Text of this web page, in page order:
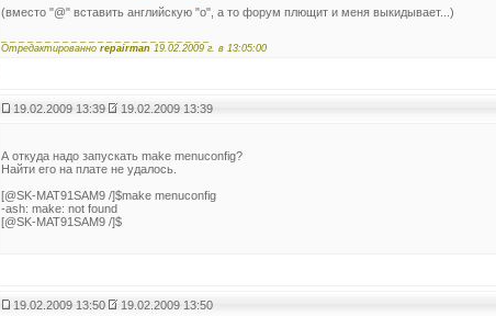
(вместо "@" вставить английскую "o", а то форум плющит и меня выкидывает...)
Отредактированно repairman 19.02.2009 г. в 13:05:00
19.02.2009 13:39 19.02.2009 13:39
А откуда надо запускать make menuconfig?
Найти его на плате не удалось.
[@SK-MAT91SAM9 /]$make menuconfig
-ash: make: not found
[@SK-MAT91SAM9 /]$
19.02.2009 13:50 19.02.2009 13:50